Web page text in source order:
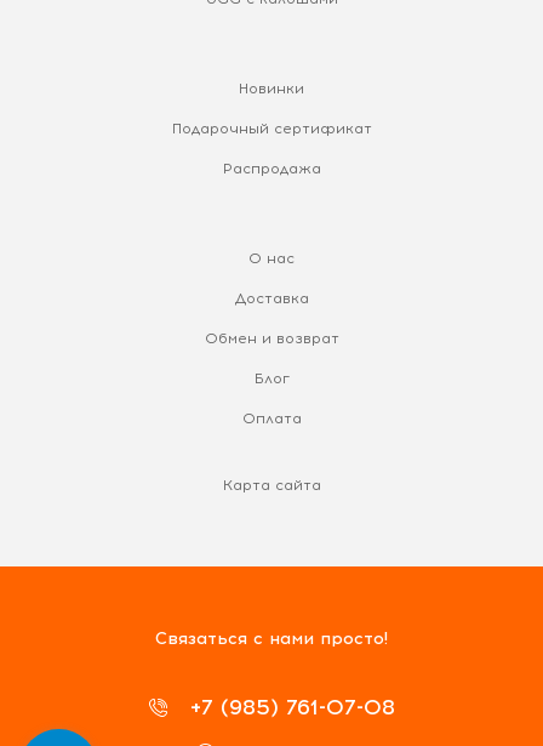
Новинки
Подарочный сертификат
Распродажа
О нас
Доставка
Обмен и возврат
Блог
Оплата
Карта сайта
Связаться с нами просто!
+7 (985) 761-07-08